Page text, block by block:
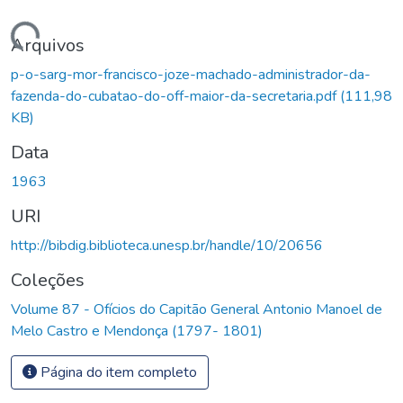
Carregando...
Arquivos
p-o-sarg-mor-francisco-joze-machado-administrador-da-
fazenda-do-cubatao-do-off-maior-da-secretaria.pdf(111,98
KB)
Data
1963
URI
http://bibdig.biblioteca.unesp.br/handle/10/20656
Coleções
Volume 87 - Ofícios do Capitão General Antonio Manoel de
Melo Castro e Mendonça (1797- 1801)
Página do item completo